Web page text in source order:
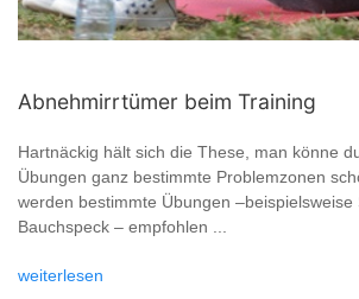
Abnehmirrtümer beim Training
Hartnäckig hält sich die These, man könne
Übungen ganz bestimmte Problemzonen
werden bestimmte Übungen –beispielsweise
Bauchspeck – empfohlen ...
weiterlesen